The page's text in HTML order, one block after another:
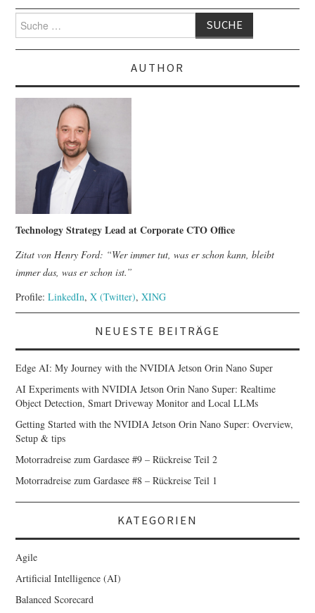
Suche
nach:
AUTHOR
Technology Strategy Lead at Corporate CTO Office
Zitat von Henry Ford: “Wer immer tut, was er schon kann, bleibt
immer das, was er schon ist.”
Profile:LinkedIn,X (Twitter),XING
NEUESTE BEITRÄGE
Edge AI: My Journey with the NVIDIA Jetson Orin Nano Super
AI Experiments with NVIDIA Jetson Orin Nano Super: Realtime
Object Detection, Smart Driveway Monitor and Local LLMs
Getting Started with the NVIDIA Jetson Orin Nano Super: Overview,
Setup & tips
Motorradreise zum Gardasee #9 – Rückreise Teil 2
Motorradreise zum Gardasee #8 – Rückreise Teil 1
KATEGORIEN
Agile
Artificial Intelligence (AI)
Balanced Scorecard